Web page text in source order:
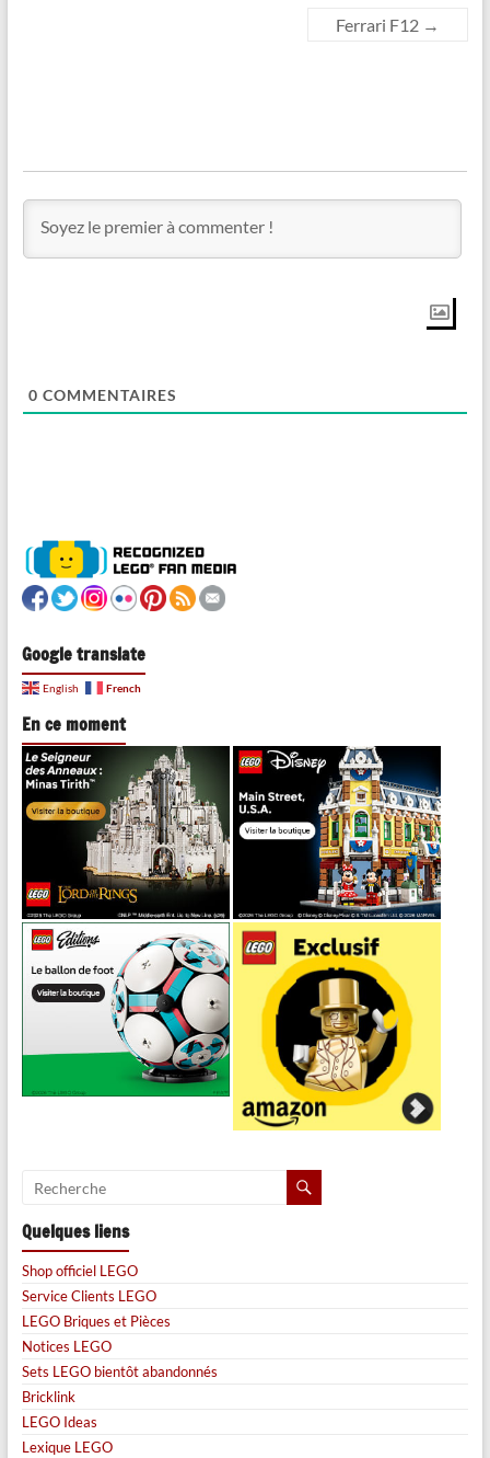
Ferrari F12 →
0 COMMENTAIRES
Google translate
English French
En ce moment
Quelques liens
Shop officiel LEGO
Service Clients LEGO
LEGO Briques et Pièces
Notices LEGO
Sets LEGO bientôt abandonnés
Bricklink
LEGO Ideas
Lexique LEGO